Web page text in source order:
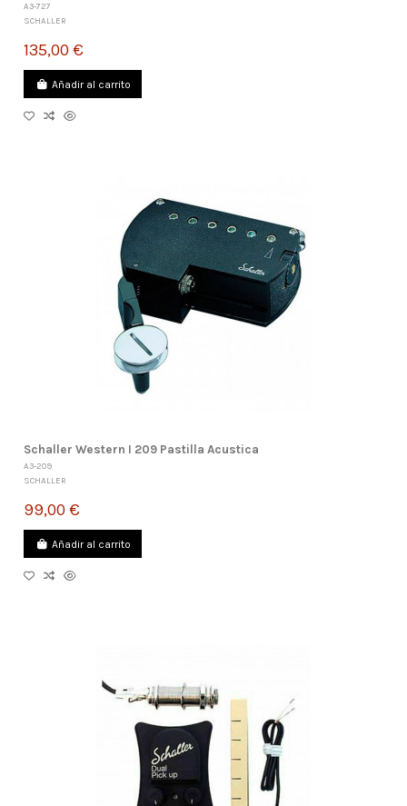
A3-727
SCHALLER
135,00 €
Añadir al carrito
Schaller Western I 209 Pastilla Acustica
A3-209
SCHALLER
99,00 €
Añadir al carrito